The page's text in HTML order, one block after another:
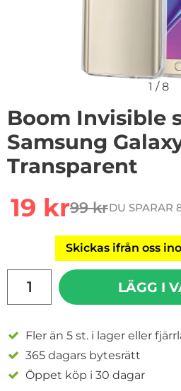
1 /8
Boom Invisible
Samsung
Transparent
rea pris
19 krtidigare pris
99 krDU SPARAR
Skickas ifrån oss
LÄGG I
Fler än 5 st. i lager eller
365 dagars bytesrätt
Öppet köp i 30 dagar